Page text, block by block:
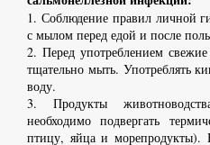
1. Соблюдение правил личной
с мылом перед едой и после
2. Перед употреблением
тщательно мыть. Употреблять
воду.
3. Продукты
необходимо подвергать
птицу, яйца и морепродукты).